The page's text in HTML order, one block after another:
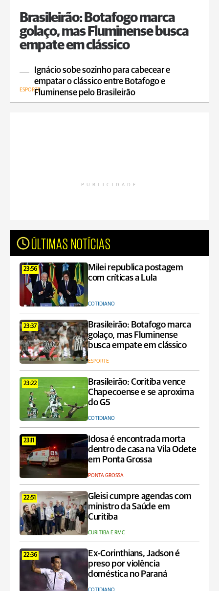
Brasileirão: Botafogo marca
golaço, mas Fluminense busca
empate em clássico
Ignácio sobe sozinho para cabecear e
empatar o clássico entre Botafogo e
Fluminense pelo Brasileirão
ESPORTE
PUBLICIDADE
ÚLTIMAS NOTÍCIAS
23:56
Milei republica postagem
com críticas a Lula
COTIDIANO
23:37
Brasileirão: Botafogo marca
golaço, mas Fluminense
busca empate em clássico
ESPORTE
23:22
Brasileirão: Coritiba vence
Chapecoense e se aproxima
do G5
COTIDIANO
23:11
Idosa é encontrada morta
dentro de casa na Vila Odete
em Ponta Grossa
PONTA GROSSA
22:51
Gleisi cumpre agendas com
ministro da Saúde em
Curitiba
CURITIBA E RMC
22:36
Ex-Corinthians, Jadson é
preso por violência
doméstica no Paraná
COTIDIANO